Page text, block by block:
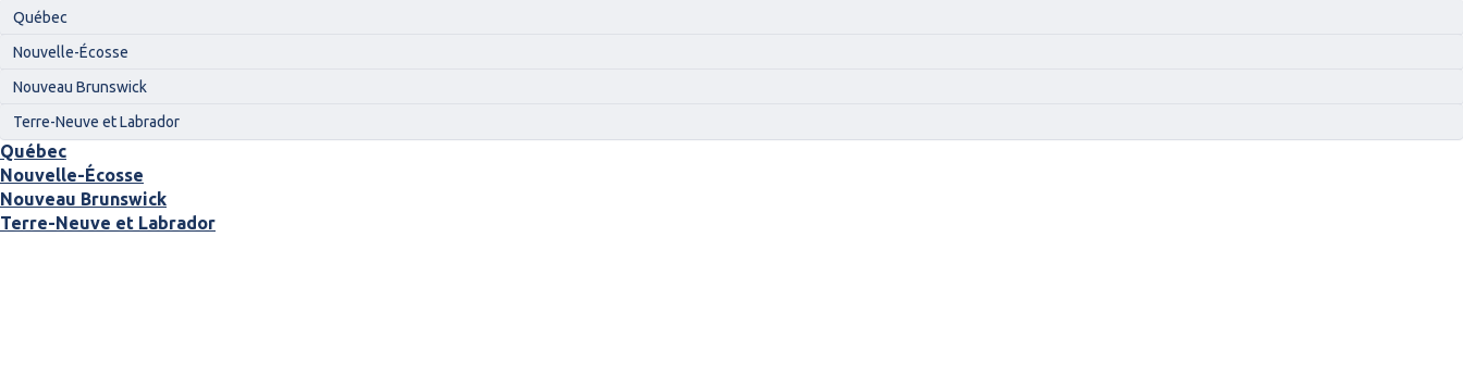
Québec
Nouvelle-Écosse
Nouveau Brunswick
Terre-Neuve et Labrador
Québec
Nouvelle-Écosse
Nouveau Brunswick
Terre-Neuve et Labrador